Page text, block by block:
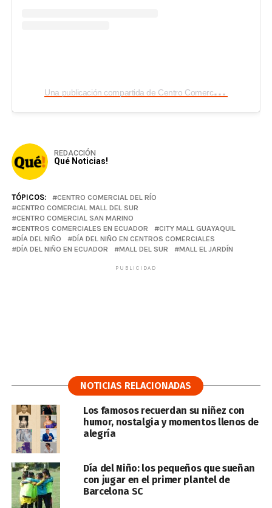
U
na publicación compartida de Centro Comercial El Bosque (@ccelbosqueoficial)
REDACCIÓN
Qué Noticias!
TÓPICOS:
CENTRO COMERCIAL DEL RÍO
CENTRO COMERCIAL MALL DEL SUR
CENTRO COMERCIAL SAN MARINO
CENTROS COMERCIALES EN ECUADOR
CITY MALL GUAYAQUIL
DÍA DEL NIÑO
DÍA DEL NIÑO EN CENTROS COMERCIALES
DÍA DEL NIÑO EN ECUADOR
MALL DEL SUR MALL EL JARDÍN
PUBLICIDAD
NOTICIAS RELACIONADAS
Los famosos recuerdan su niñez con
humor, nostalgia y momentos llenos de
alegría
Día del Niño: los pequeños que sueñan
con jugar en el primer plantel de
Barcelona SC